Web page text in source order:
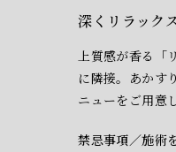
深くリラック
上質感が香る「
に隣接。 あかす
ニューをご用意
禁忌事項／施術